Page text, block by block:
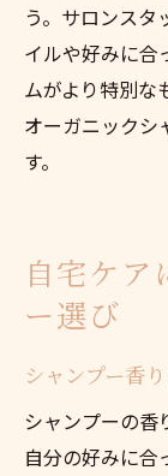
う。サロンスタ
イルや好みに合
ムがより特別な
オーガニックシ
す。
自宅ケア
ー選び
シャンプー香
シャンプーの香
自分の好みに合